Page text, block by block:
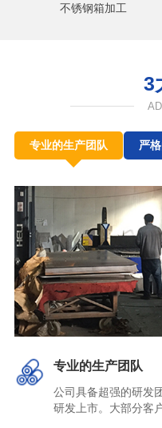
不锈钢箱加工
3
专业的生产团队 严
专业的生产团队
公司具备超强的研发
研发上市。大部分客